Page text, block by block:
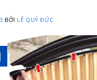
BỞI LÊ QUÝ ĐỨC